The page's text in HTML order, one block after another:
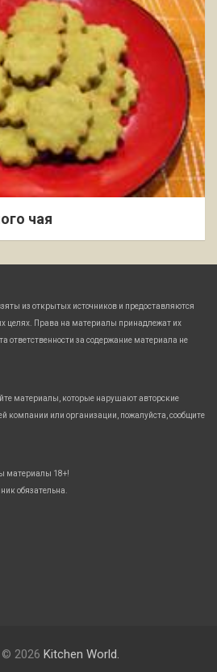
чая
из открытых источников и предоставляются
целях. Права на материалы принадлежат их
ответственности за содержание материала не
материалы, которые нарушают авторские
или организации, пожалуйста, сообщите
материалы 18+!
обязательна.
2026 Kitchen World.